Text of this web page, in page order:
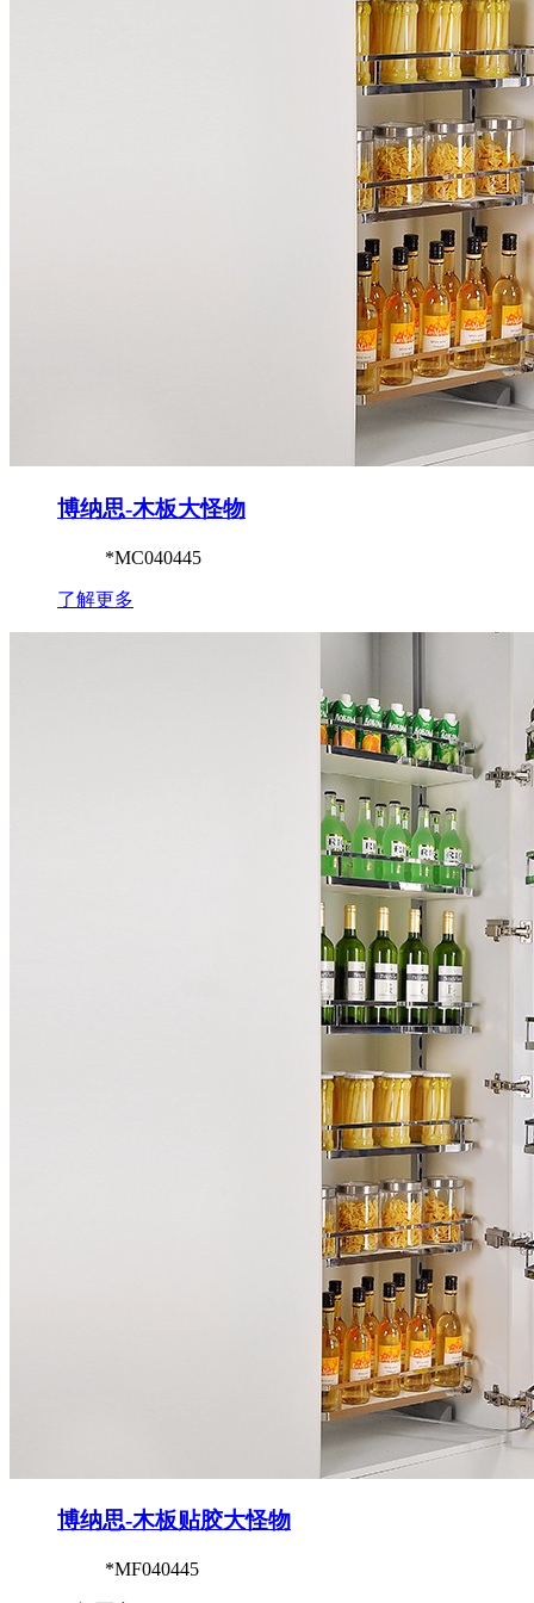
博纳思-木板大怪物
*MC040445
了解更多
博纳思-木板贴胶大怪物
*MF040445